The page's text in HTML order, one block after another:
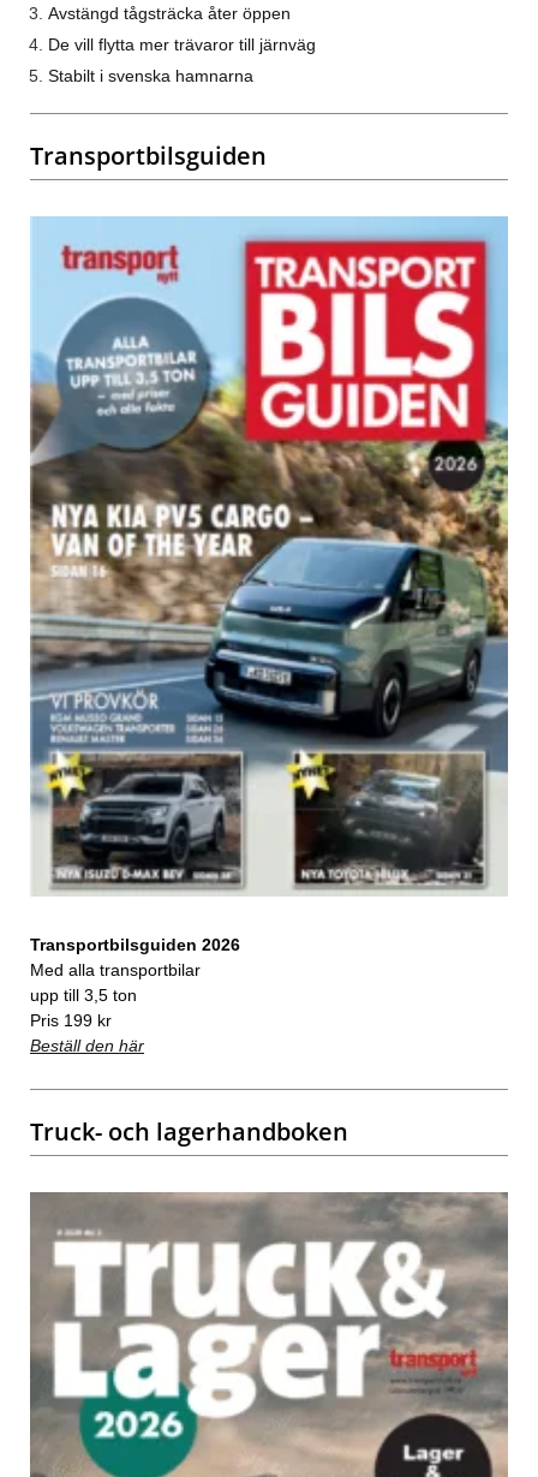
Avstängd tågsträcka åter öppen
De vill flytta mer trävaror till järnväg
Stabilt i svenska hamnarna
Transportbilsguiden
Transportbilsguiden 2026
Med alla transportbilar
upp till 3,5 ton
Pris 199 kr
Beställ den här
Truck- och lagerhandboken